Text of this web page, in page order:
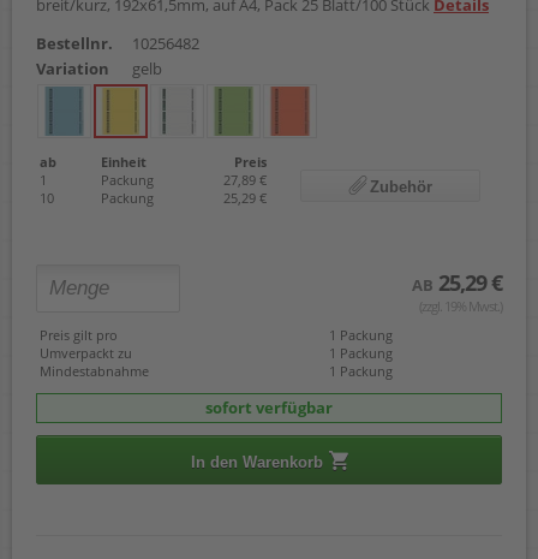
breit/kurz, 192x61,5mm, auf A4, Pack 25 Blatt/100 Stück Details
Bestellnr.
10256482
Variation
gelb
ab Einheit
Preis
1
Packung
27,89 €
10
Packung 25,29 €
Zubehör
AB 25,29 €
(zzgl. 19% Mwst.)
Preis gilt pro
1 Packung
Umverpackt zu
1 Packung
Mindestabnahme
1 Packung
sofort verfügbar
In den Warenkorb